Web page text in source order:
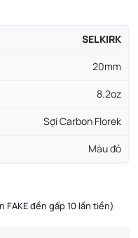
SELKIRK
20mm
8.2oz
Sợi Carbon Florek
Màu đỏ
đền gấp 10 lần tiền)